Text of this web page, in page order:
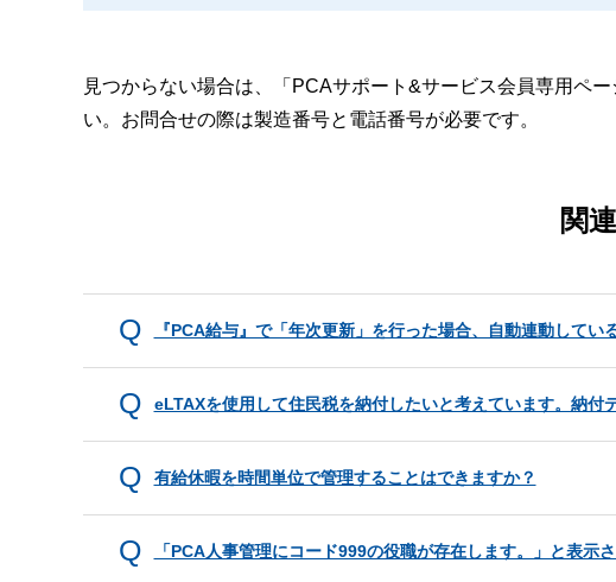
見つからない場合は、「PCAサポート&サービス会員専用ペー
い。お問合せの際は製造番号と電話番号が必要です。
関
『PCA給与』で「年次更新」を行った場合、自動連動して
eLTAXを使用して住民税を納付したいと考えています。納付
有給休暇を時間単位で管理することはできますか？
「PCA人事管理にコード999の役職が存在します。」と表示